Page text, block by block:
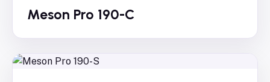
Meson Pro 190-C